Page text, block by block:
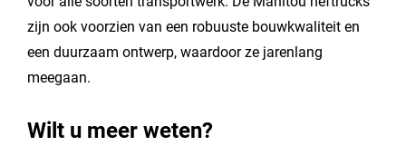
zijn ook voorzien van een robuuste bouwkwaliteit en
een duurzaam ontwerp, waardoor ze jarenlang
meegaan.
Wilt u meer weten?